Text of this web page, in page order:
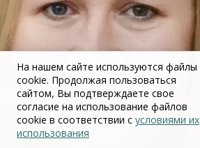
На нашем сайте используются файлы
cookie. Продолжая пользоваться
сайтом, Вы подтверждаете свое
согласие на использование файлов
cookie в соответствии с условиями их
использования